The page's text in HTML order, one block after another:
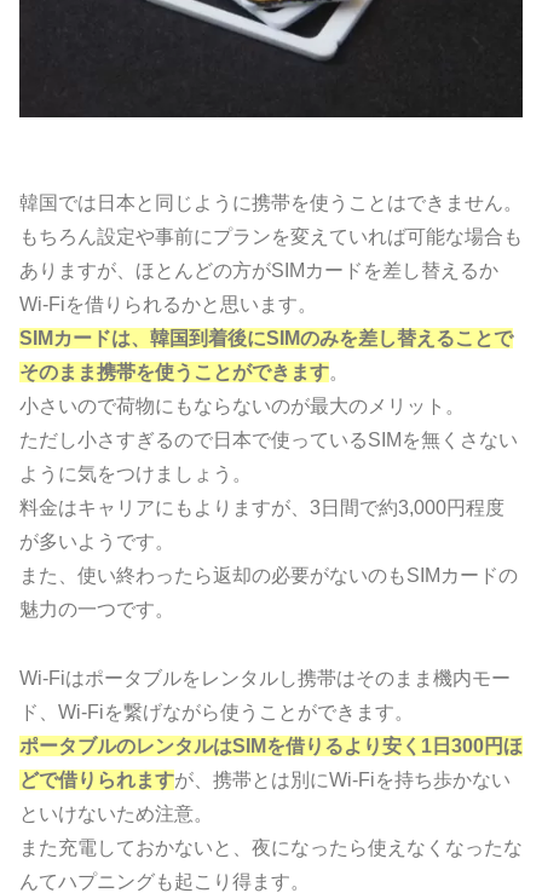
韓国では日本と同じように携帯を使うことはできません。
もちろん設定や事前にプランを変えていれば可能な場合も
ありますが、ほとんどの方がSIMカードを差し替えるか
Wi-Fiを借りられるかと思います。
SIMカードは、韓国到着後にSIMのみを差し替えることで
そのまま携帯を使うことができます。
小さいので荷物にもならないのが最大のメリット。
ただし小さすぎるので日本で使っているSIMを無くさない
ように気をつけましょう。
料金はキャリアにもよりますが、3日間で約3,000円程度
が多いようです。
また、使い終わったら返却の必要がないのもSIMカードの
魅力の一つです。
Wi-Fiはポータブルをレンタルし携帯はそのまま機内モー
ド、Wi-Fiを繋げながら使うことができます。
ポータブルのレンタルはSIMを借りるより安く1日300円ほ
どで借りられますが、携帯とは別にWi-Fiを持ち歩かない
といけないため注意。
また充電しておかないと、夜になったら使えなくなったな
んてハプニングも起こり得ます。